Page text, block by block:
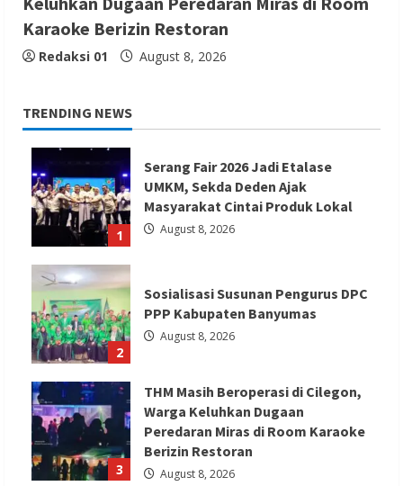
Karaoke Berizin Restoran
Redaksi 01 August 8, 2026
TRENDING NEWS
1
Serang Fair 2026 Jadi Etalase
UMKM, Sekda Deden Ajak
Masyarakat Cintai Produk Lokal
August 8, 2026
2
Sosialisasi Susunan Pengurus DPC
PPP Kabupaten Banyumas
August 8, 2026
3
THM Masih Beroperasi di Cilegon,
Warga Keluhkan Dugaan
Peredaran Miras di Room Karaoke
Berizin Restoran
August 8, 2026